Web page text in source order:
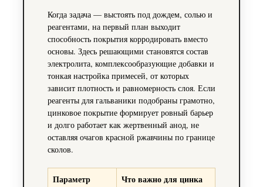
Когда задача — выстоять под дождем, солью и
реагентами, на первый план выходит
способность покрытия корродировать вместо
основы. Здесь решающими становятся состав
электролита, комплексообразующие добавки и
тонкая настройка примесей, от которых
зависит плотность и равномерность слоя. Если
реагенты для гальваники подобраны грамотно,
цинковое покрытие формирует ровный барьер
и долго работает как жертвенный анод, не
оставляя очагов красной ржавчины по границе
сколов.
Параметр Что важно для цинка